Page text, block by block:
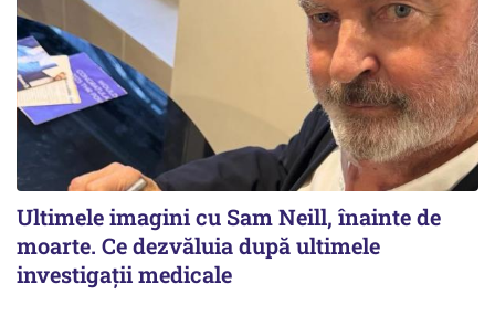
Ultimele imagini cu Sam Neill, înainte de
moarte. Ce dezvăluia după ultimele
investigații medicale